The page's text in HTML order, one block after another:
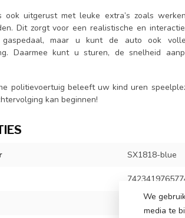
ook uitgerust met leuke extra’s zoals
Dit zorgt voor een realistische en
maar u kunt de auto ook
Daarmee kunt u sturen, de snelheid
politievoertuig beleeft uw kind uren
kan beginnen!
SX1818-blue
Blauw
We
media te